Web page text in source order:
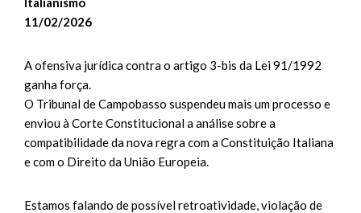
11/02/2026
A ofensiva jurídica contra o artigo 3-bis da Lei 91/1992
ganha força.
O Tribunal de Campobasso suspendeu mais um processo e
enviou à Corte Constitucional a análise sobre a
compatibilidade da nova regra com a Constituição Italiana
e com o Direito da União Europeia.
Estamos falando de possível retroatividade, violação de